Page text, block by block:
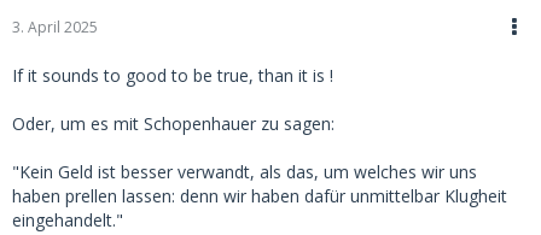
3. April 2025
If it sounds to good to be true, than it is !
Oder, um es mit Schopenhauer zu sagen:
"Kein Geld ist besser verwandt, als das, um welches wir uns
haben prellen lassen: denn wir haben dafür unmittelbar Klugheit
eingehandelt."